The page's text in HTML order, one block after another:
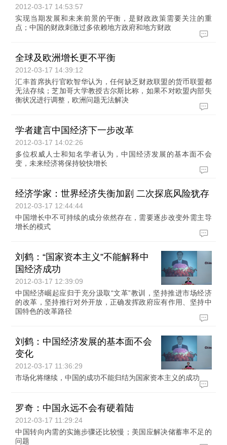
2012-03-17 14:53:57
实现当期发展和未来前景的平衡，是财政政策需要关注的重
点；中国的财政刺激过多依赖地方政府和地方财政
全球及欧洲增长更不平衡
2012-03-17 14:39:12
汇丰首席执行官欧智华认为，任何缺乏财政联盟的货币联盟都
无法存续；芝加哥大学教授古尔斯比称，如果不对欧盟内部失
衡状况进行调整，欧洲问题无法解决
学者建言中国经济下一步改革
2012-03-17 14:02:26
多位权威人士和知名学者认为，中国经济发展的基本面不会
变，未来经济将保持较快增长
经济学家：世界经济失衡加剧 二次探底风险犹存
2012-03-17 12:44:44
中国增长中不可持续的成分依然存在，需要逐步改变外需主导
增长的模式
刘鹤：“国家资本主义”不能解释中
国经济成功
2012-03-17 12:39:09
中国经济崛起应归于充分汲取“文革”教训，坚持推进市场经济
的改革，坚持推行对外开放，正确发挥政府应有作用、坚持中
国特色的改革路径
刘鹤：中国经济发展的基本面不会
变化
2012-03-17 11:36:29
市场化将继续，中国的成功不能归结为国家资本主义的成功
罗奇：中国永远不会有硬着陆
2012-03-17 11:29:24
中国转向内需的实施步骤还比较慢；美国应解决储蓄率不足的
问题